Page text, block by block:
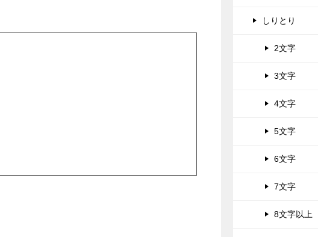
しりとり
2文字
3文字
4文字
5文字
6文字
7文字
8文字以上